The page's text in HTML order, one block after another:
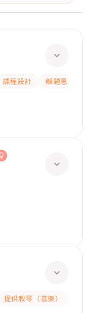
課程設計 解題思路
提供教琴（音樂）